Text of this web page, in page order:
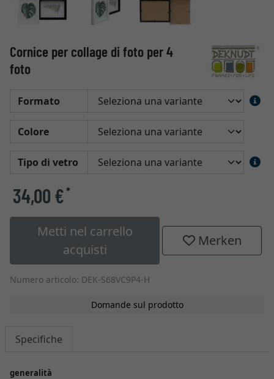
Cornice per collage di foto per 4
foto
Formato
Colore
Tipo di vetro
34,00 €*
Metti nel carrello
acquisti
Merken
Numero articolo: DEK-S68VC9P4-H
Domande sul prodotto
Specifiche
generalità